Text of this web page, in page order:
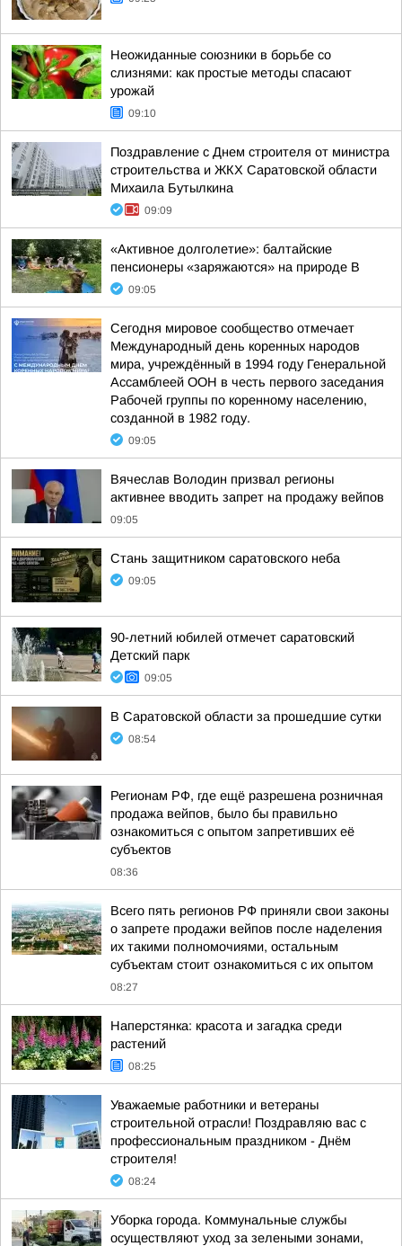
Неожиданные союзники в борьбе со
слизнями: как простые методы спасают
урожай
09:10
Поздравление с Днем строителя от министра
строительства и ЖКХ Саратовской области
Михаила Бутылкина
09:09
«Активное долголетие»: балтайские
пенсионеры «заряжаются» на природе В
09:05
Сегодня мировое сообщество отмечает
Международный день коренных народов
мира, учреждённый в 1994 году Генеральной
Ассамблеей ООН в честь первого заседания
Рабочей группы по коренному населению,
созданной в 1982 году.
09:05
Вячеслав Володин призвал регионы
активнее вводить запрет на продажу вейпов
09:05
Стань защитником саратовского неба
09:05
90-летний юбилей отмечет саратовский
Детский парк
09:05
В Саратовской области за прошедшие сутки
08:54
Регионам РФ, где ещё разрешена розничная
продажа вейпов, было бы правильно
ознакомиться с опытом запретивших её
субъектов
08:36
Всего пять регионов РФ приняли свои законы
о запрете продажи вейпов после наделения
их такими полномочиями, остальным
субъектам стоит ознакомиться с их опытом
08:27
Наперстянка: красота и загадка среди
растений
08:25
Уважаемые работники и ветераны
строительной отрасли! Поздравляю вас с
профессиональным праздником - Днём
строителя!
08:24
Уборка города. Коммунальные службы
осуществляют уход за зелеными зонами,